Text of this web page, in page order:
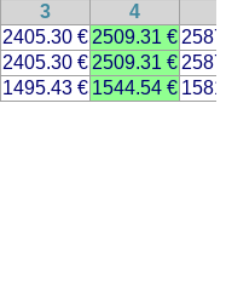
3 4
2405.30 € 2509.31 €
2405.30 € 2509.31 €
1495.43 € 1544.54 €